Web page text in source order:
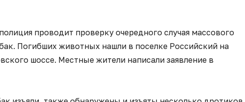
проводит проверку очередного случая массового
Погибших животных нашли в поселке Российский на
шоссе. Местные жители написали заявление в